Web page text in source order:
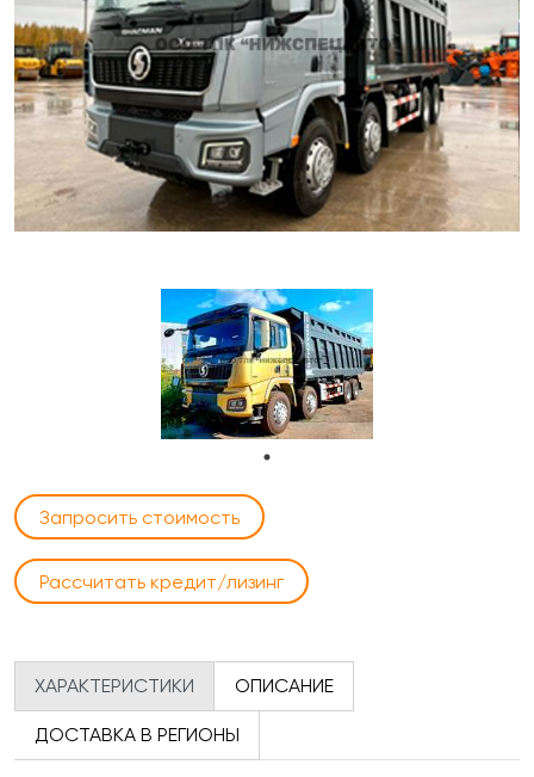
Запросить стоимость
Рассчитать кредит/лизинг
ХАРАКТЕРИСТИКИ ОПИСАНИЕ
ДОСТАВКА В РЕГИОНЫ